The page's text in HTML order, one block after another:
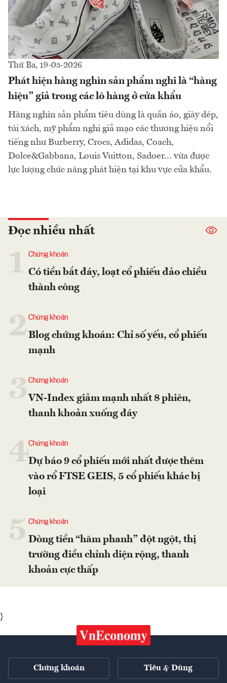
Thứ Ba, 19-05-2026
Phát hiện hàng nghìn sản phẩm nghi là “hàng
hiệu” giả trong các lô hàng ở cửa khẩu
Hàng nghìn sản phẩm tiêu dùng là quần áo, giày dép,
túi xách, mỹ phẩm nghi giả mạo các thương hiệu nổi
tiếng như Burberry, Crocs, Adidas, Coach,
Dolce&Gabbana, Louis Vuitton, Sadoer... vừa được
lực lượng chức năng phát hiện tại khu vực cửa khẩu.
Đọc nhiều nhất
Chứng khoán
Có tiền bắt đáy, loạt cổ phiếu đảo chiều
thành công
2Chứng khoán
Blog chứng khoán: Chỉ số yếu, cổ phiếu
mạnh
Chứng khoán
VN-Index giảm mạnh nhất 8 phiên,
thanh khoản xuống đáy
4Chứng khoán
Dự báo 9 cổ phiếu mới nhất được thêm
vào rổ FTSE GEIS, 5 cổ phiếu khác bị
loại
Chứng khoán
Dòng tiền “hãm phanh” đột ngột, thị
trường điều chỉnh diện rộng, thanh
khoản cực thấp
}
Chứng khoán Tiêu & Dùng